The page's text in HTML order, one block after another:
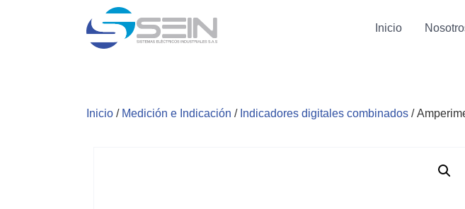
Inicio
Inicio / Medición e Indicación / Indicadores digitales combinados /